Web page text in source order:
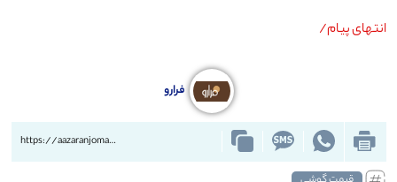
انتهای پیام/
فرارو
https://aazaranjoman.ir/?p=89071